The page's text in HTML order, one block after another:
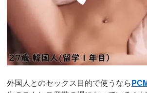
外国人とのセックス目的で使うなら